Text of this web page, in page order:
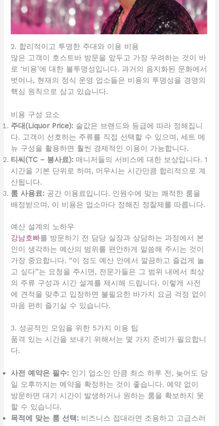
2. 합리적이고 투명한 주대와 이용 비용
많은 고객이 호스트바 방문을 앞두고 가장 우려하는 것이 바
로 ‘비용’에 대한 불투명성입니다. 과거의 음지화된 문화에서
벗어나, 현재의 정식 운영 업소들은 비용의 투명성을 경영의
핵심 원칙으로 삼고 있습니다.
비용 구성 요소
주대(Liquor Price): 술값은 브랜드와 등급에 따라 정해집니
다. 고객이 선호하는 주류를 직접 선택할 수 있으며, 세트 메
뉴 구성을 활용하면 훨씬 경제적인 이용이 가능합니다.
티씨(TC – 봉사료): 매니저들의 서비스에 대한 보상입니다. 1
시간을 기본 단위로 하며, 머무시는 시간만큼 합리적으로 계
산됩니다.
룸 사용료: 공간 이용료입니다. 인원수에 맞는 쾌적한 룸을
배정받으며, 이 비용은 업소마다 정해진 정찰제를 따릅니다.
예산 설계의 노하우
강남호빠를 방문하기 전 담당 실장과 상담하는 과정에서 본
인이 생각하는 예산의 범위를 편안하게 말씀해 주시는 것이
가장 중요합니다. “이 정도 예산 안에서 깔끔하고 즐겁게 놀
고 싶다”는 요청을 주시면, 전문가들은 그 범위 내에서 최상
의 주류 구성과 시간 설계를 제시해 드립니다. 이렇게 사전
에 견적을 맞추고 입장하면 불필요한 바가지 요금 걱정 없이
마음 편히 즐기실 수 있습니다.
3. 성공적인 모임을 위한 5가지 이용 팁
품격 있는 시간을 보내기 위해서는 몇 가지 준비가 필요합니
다.
사전 예약은 필수: 인기 업소인 만큼 최소 하루 전, 늦어도 당
일 오후까지는 예약을 확정하는 것이 좋습니다. 예약 없이
방문하면 대기 시간이 발생하거나 원하는 룸을 확보하지 못
할 수 있습니다.
목적에 맞는 룸 선택: 비즈니스 접대라면 조용하고 고급스러